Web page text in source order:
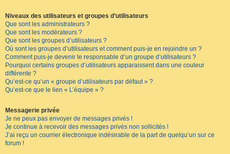
Niveaux des utilisateurs et groupes d’utilisateurs
Que sont les administrateurs ?
Que sont les modérateurs ?
Que sont les groupes d’utilisateurs ?
Où sont les groupes d’utilisateurs et comment puis-je en rejoindre un ?
Comment puis-je devenir le responsable d’un groupe d’utilisateurs ?
Pourquoi certains groupes d’utilisateurs apparaissent dans une couleur
différente ?
Qu’est-ce qu’un « groupe d’utilisateurs par défaut » ?
Qu’est-ce que le lien « L’équipe » ?
Messagerie privée
Je ne peux pas envoyer de messages privés !
Je continue à recevoir des messages privés non sollicités !
J’ai reçu un courrier électronique indésirable de la part de quelqu’un sur ce
forum !